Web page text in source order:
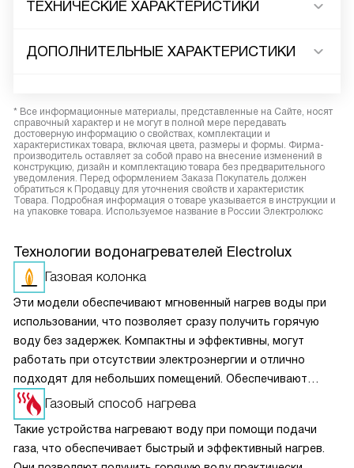
ТЕХНИЧЕСКИЕ ХАРАКТЕРИСТИКИ
ДОПОЛНИТЕЛЬНЫЕ ХАРАКТЕРИСТИКИ
* Все информационные материалы, представленные на Сайте, носят
справочный характер и не могут в полной мере передавать
достоверную информацию о свойствах, комплектации и
характеристиках товара, включая цвета, размеры и формы. Фирма-
производитель оставляет за собой право на внесение изменений в
конструкцию, дизайн и комплектацию товара без предварительного
уведомления. Перед оформлением Заказа Покупатель должен
обратиться к Продавцу для уточнения свойств и характеристик
Товара. Подробная информация о товаре указывается в инструкции и
на упаковке товара. Используемое название в России Электролюкс
Технологии водонагревателей Electrolux
Газовая колонка
Эти модели обеспечивают мгновенный нагрев воды при
использовании, что позволяет сразу получить горячую
воду без задержек. Компактны и эффективны, могут
работать при отсутствии электроэнергии и отлично
подходят для небольших помещений. Обеспечивают
быстрый и надежный источник горячей воды, экономят
пространство и делают повседневную жизнь удобной.
Газовый способ нагрева
Такие устройства нагревают воду при помощи подачи
газа, что обеспечивает быстрый и эффективный нагрев.